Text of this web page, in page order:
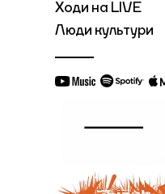
Ходи на LIVE
Люди культури